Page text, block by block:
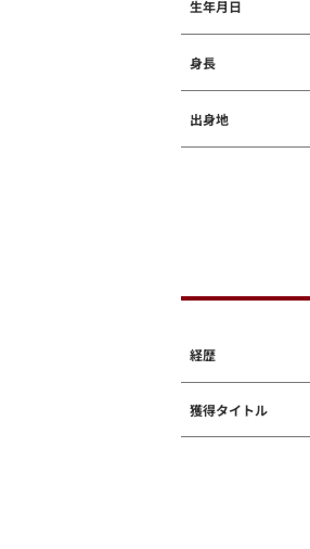
生年月日
身長
出身地
経歴
獲得タイトル